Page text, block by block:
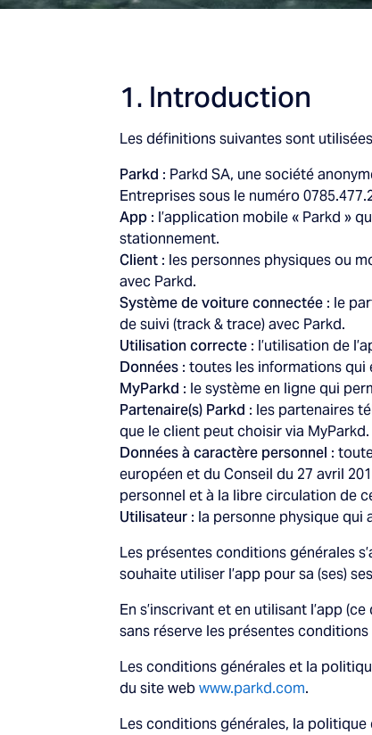
1. Introduction
Les définitions suivantes sont
Parkd : Parkd SA, une société
Entreprises sous le numéro
App : l’application mobile « Parkd »
stationnement.
Client : les personnes physiques ou
avec Parkd.
Système de voiture connectée : le
de suivi (track & trace) avec Parkd.
Utilisation correcte : l’utilisation de
Données : toutes les informations qui
MyParkd : le système en ligne qui
Partenaire(s) Parkd : les partenaires
que le client peut choisir via MyParkd.
Données à caractère personnel :
européen et du Conseil du 27 avril
personnel et à la libre circulation de
Utilisateur : la personne physique qui
Les présentes conditions générales
souhaite utiliser l’app pour sa (ses)
En s’inscrivant et en utilisant l’app
sans réserve les présentes
Les conditions générales et la
du site webwww.parkd.com.
Les conditions générales, la